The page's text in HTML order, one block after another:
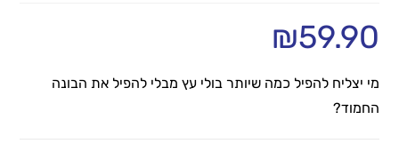
₪59.90
מי יצליח להפיל כמה שיותר בולי עץ מבלי להפיל את הבונה
החמוד?